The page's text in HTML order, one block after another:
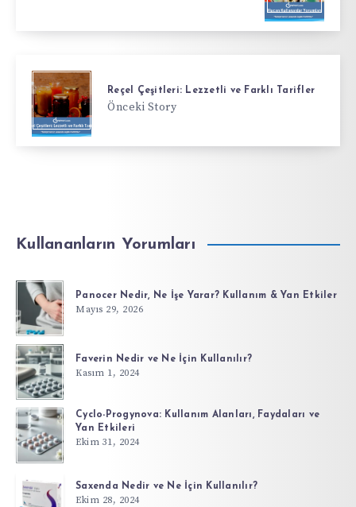
Reçel Çeşitleri: Lezzetli ve Farklı Tarifler
Önceki Story
Kullananların Yorumları
Panocer Nedir, Ne İşe Yarar? Kullanım & Yan Etkiler
Mayıs 29, 2026
Faverin Nedir ve Ne İçin Kullanılır?
Kasım 1, 2024
Cyclo-Progynova: Kullanım Alanları, Faydaları ve
Yan Etkileri
Ekim 31, 2024
Saxenda Nedir ve Ne İçin Kullanılır?
Ekim 28, 2024